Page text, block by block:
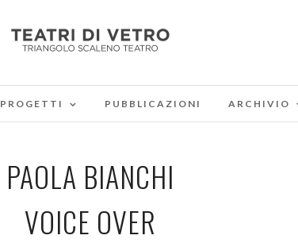
PROGETTI PUBBLICAZIONI ARCHIVIO
PAOLA BIANCHI
VOICE OVER